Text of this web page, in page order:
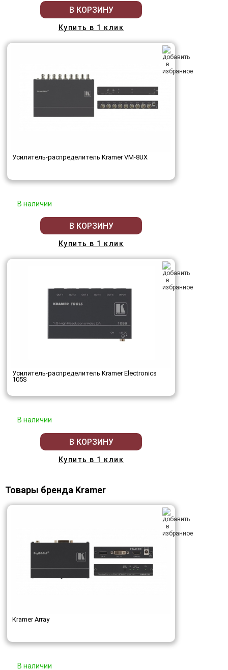
В КОРЗИНУ
Купить в 1 клик
Усилитель-распределитель Kramer VM-8UX
В наличии
В КОРЗИНУ
Купить в 1 клик
Усилитель-распределитель Kramer Electronics
105S
В наличии
В КОРЗИНУ
Купить в 1 клик
Товары бренда Kramer
Kramer Array
В наличии